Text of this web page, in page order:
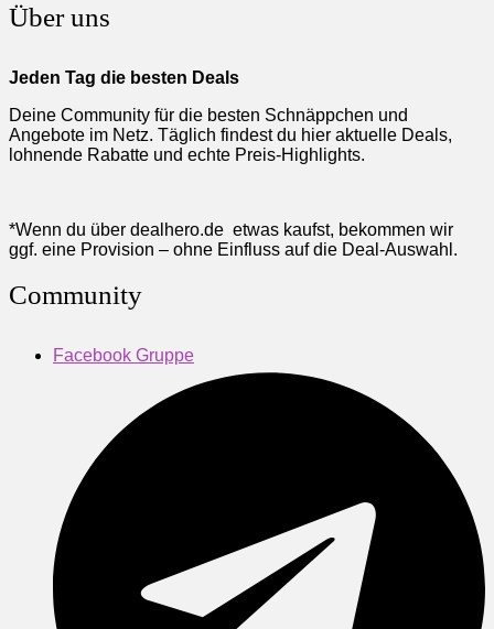
Über uns
Jeden Tag die besten Deals
Deine Community für die besten Schnäppchen und
Angebote im Netz. Täglich findest du hier aktuelle Deals,
lohnende Rabatte und echte Preis-Highlights.
*Wenn du über dealhero.de etwas kaufst, bekommen wir
ggf. eine Provision – ohne Einfluss auf die Deal-Auswahl.
Community
Facebook Gruppe